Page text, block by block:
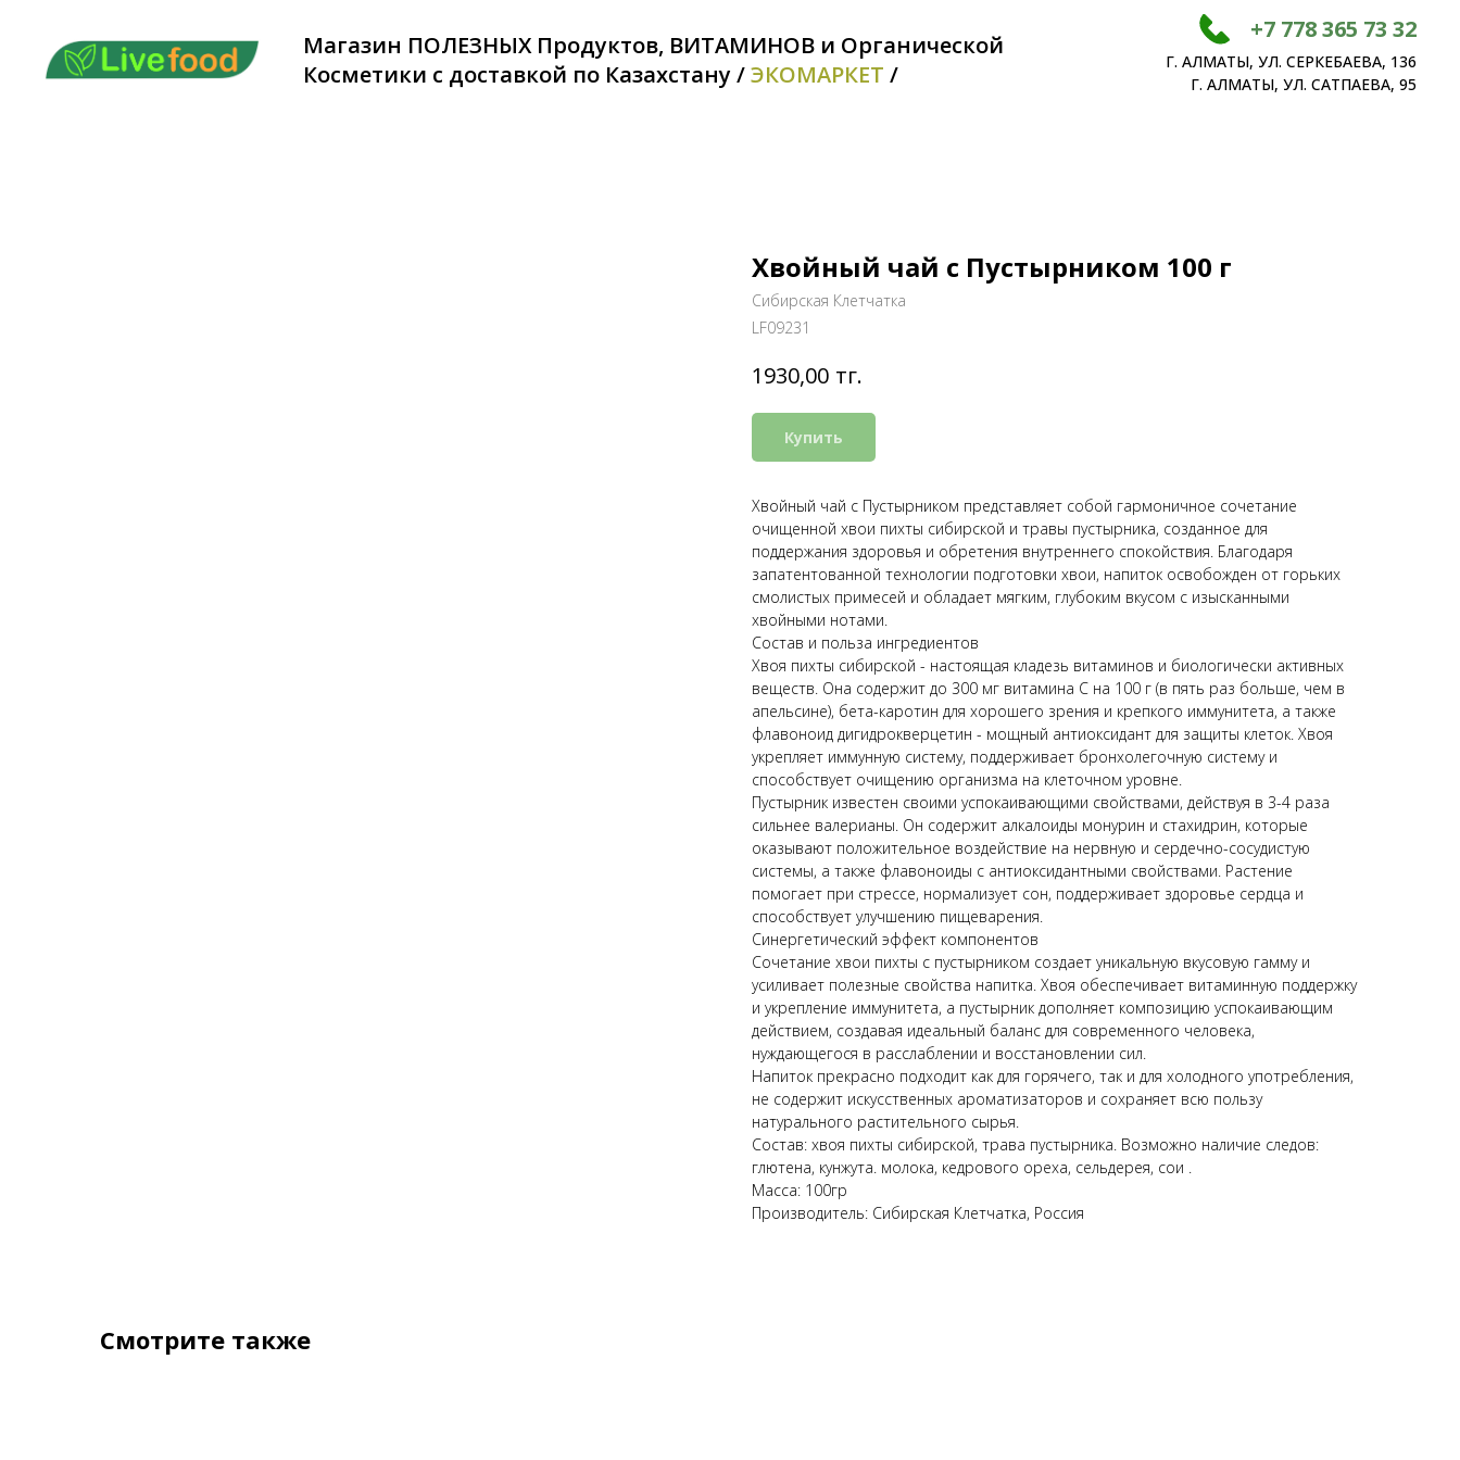
Магазин ПОЛЕЗНЫХ Продуктов, ВИТАМИНОВ и Органической
Косметики с доставкой по Казахстану /ЭКОМАРКЕТ /
+7 778 365 73 32
Г. АЛМАТЫ, УЛ. СЕРКЕБАЕВА, 136
Г. АЛМАТЫ, УЛ. САТПАЕВА, 95
Хвойный чай с Пустырником 100 г
Сибирская Клетчатка
LF09231
1930,00 тг.
Купить
Хвойный чай с Пустырником представляет собой гармоничное сочетание
очищенной хвои пихты сибирской и травы пустырника, созданное для
поддержания здоровья и обретения внутреннего спокойствия. Благодаря
запатентованной технологии подготовки хвои, напиток освобожден от горьких
смолистых примесей и обладает мягким, глубоким вкусом с изысканными
хвойными нотами.
Состав и польза ингредиентов
Хвоя пихты сибирской - настоящая кладезь витаминов и биологически активных
веществ. Она содержит до 300 мг витамина С на 100 г (в пять раз больше, чем в
апельсине), бета-каротин для хорошего зрения и крепкого иммунитета, а также
флавоноид дигидрокверцетин - мощный антиоксидант для защиты клеток. Хвоя
укрепляет иммунную систему, поддерживает бронхолегочную систему и
способствует очищению организма на клеточном уровне.
Пустырник известен своими успокаивающими свойствами, действуя в 3-4 раза
сильнее валерианы. Он содержит алкалоиды монурин и стахидрин, которые
оказывают положительное воздействие на нервную и сердечно-сосудистую
системы, а также флавоноиды с антиоксидантными свойствами. Растение
помогает при стрессе, нормализует сон, поддерживает здоровье сердца и
способствует улучшению пищеварения.
Синергетический эффект компонентов
Сочетание хвои пихты с пустырником создает уникальную вкусовую гамму и
усиливает полезные свойства напитка. Хвоя обеспечивает витаминную поддержку
и укрепление иммунитета, а пустырник дополняет композицию успокаивающим
действием, создавая идеальный баланс для современного человека,
нуждающегося в расслаблении и восстановлении сил.
Напиток прекрасно подходит как для горячего, так и для холодного употребления,
не содержит искусственных ароматизаторов и сохраняет всю пользу
натурального растительного сырья.
Состав: хвоя пихты сибирской, трава пустырника. Возможно наличие следов:
глютена, кунжута. молока, кедрового ореха, сельдерея, сои .
Масса: 100гр
Производитель: Сибирская Клетчатка, Россия
Смотрите также